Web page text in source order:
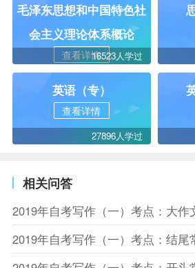
毛泽东思想和中国特色社
会主义理论体系概论
查看详情16523人学过
英语（专）
查看详情
27896人学过
相关问答
2019年自考写作（一）考点：大作
2019年自考写作（一）考点：结尾